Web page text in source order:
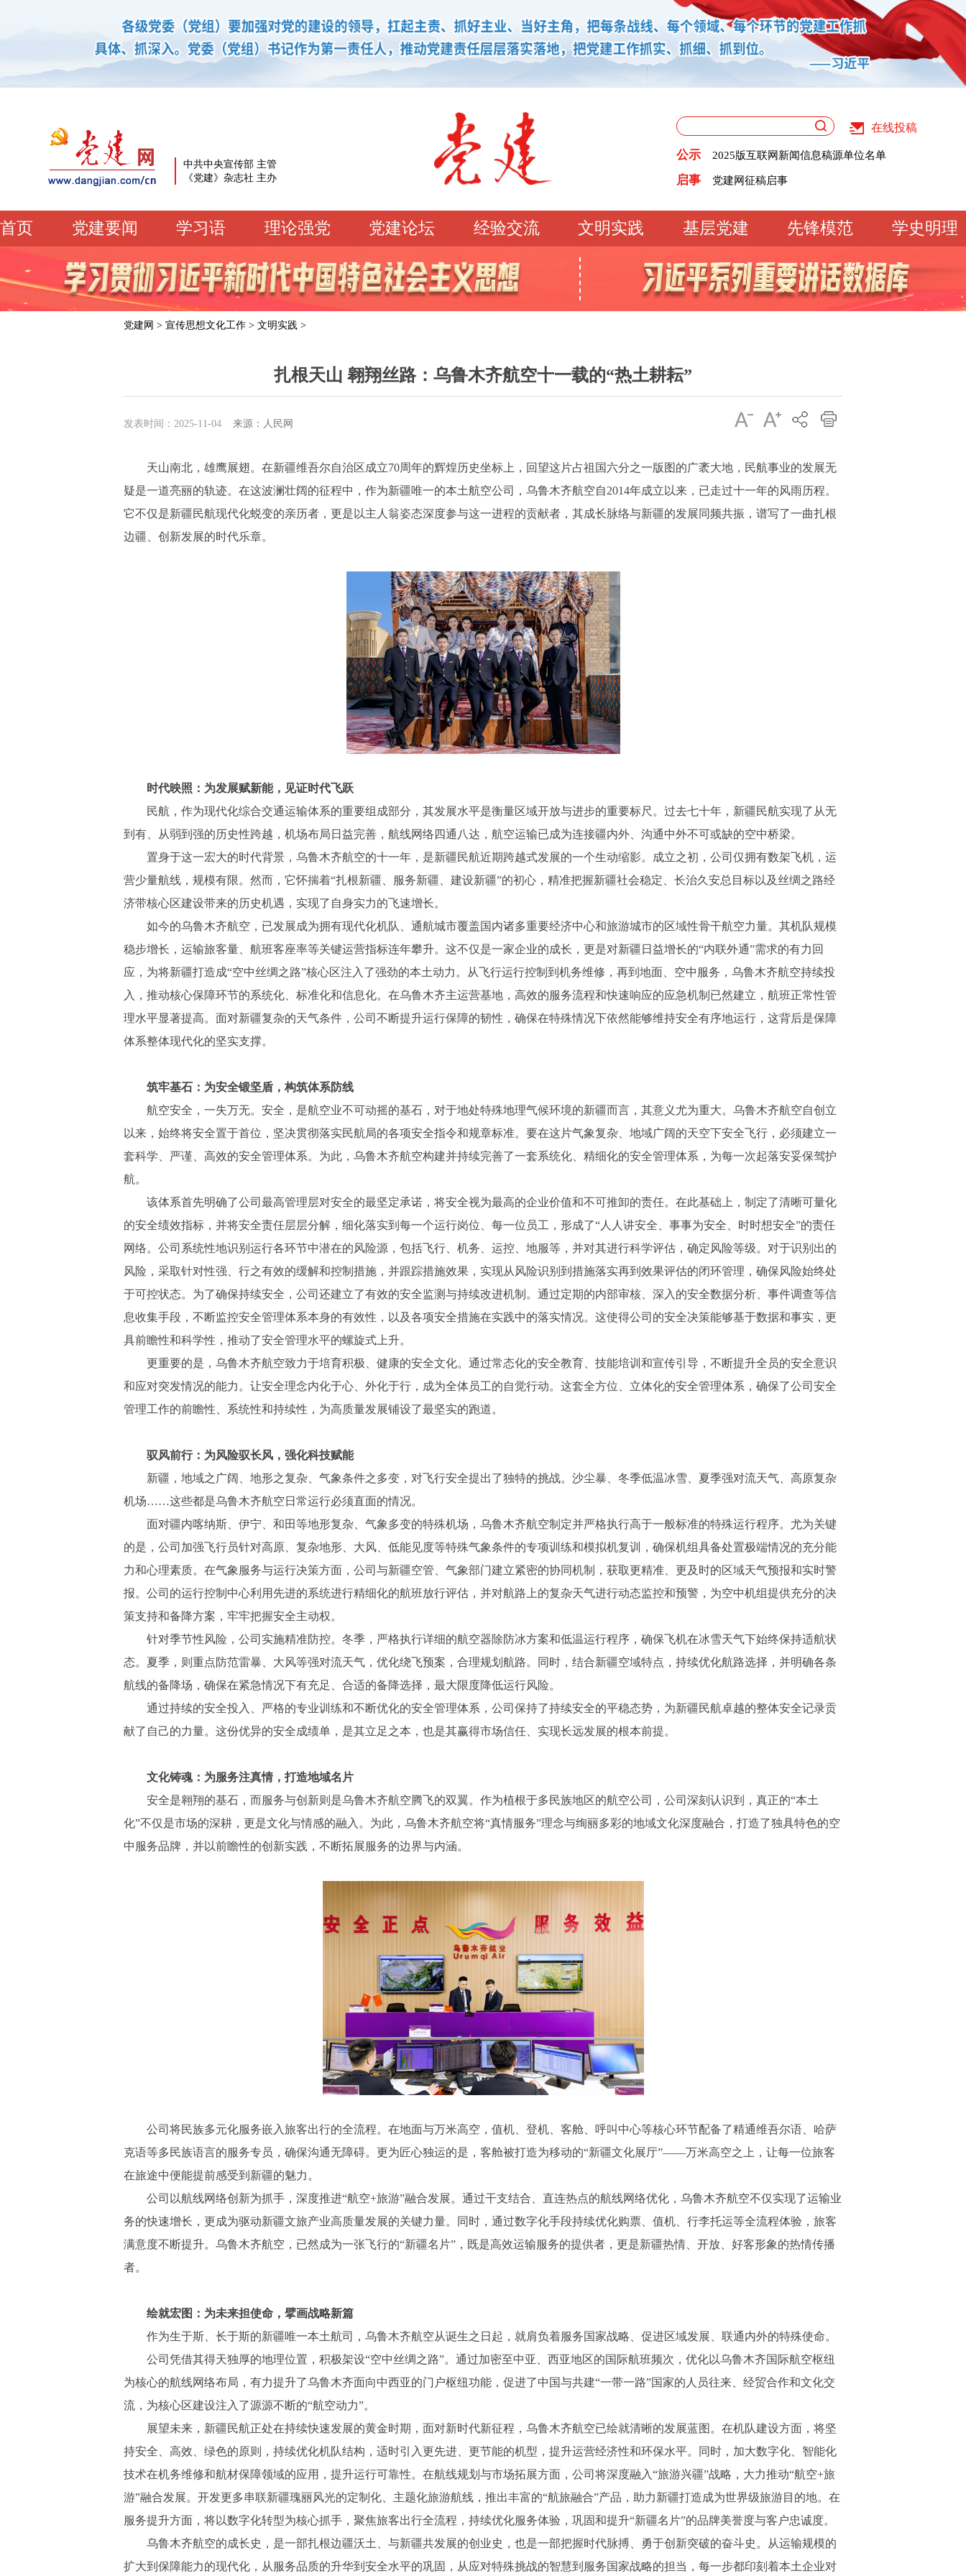
中共中央宣传部 主管
《党建》杂志社 主办
在线投稿
公示
关于版权和用稿问题的声明
2025版互联网新闻信息稿源单位名单
关于版权和用稿问题的声明
启事
《党建》杂志征稿启事
党建网征稿启事
党建网征稿启事
首页 党建要闻 学习语 理论强党 党建论坛 经验交流 文明实践 基层党建 先锋模范
学史明理
学习语 党建网微平台 学习园地 理论强党 党建论坛 工作动态 经验交流 文明实践
机关党建
校园党建 企业党建 先锋模范 学史明理 经典常读 文化大观 专题库
党建网 > 宣传思想文化工作 > 文明实践 >
扎根天山 翱翔丝路：乌鲁木齐航空十一载的“热土耕耘”
发表时间：2025-11-04 来源：人民网
天山南北，雄鹰展翅。在新疆维吾尔自治区成立70周年的辉煌历史坐标上，回望这片占祖国六分之一版图的广袤大地，民航事业的发展无
疑是一道亮丽的轨迹。在这波澜壮阔的征程中，作为新疆唯一的本土航空公司，乌鲁木齐航空自2014年成立以来，已走过十一年的风雨历程。
它不仅是新疆民航现代化蜕变的亲历者，更是以主人翁姿态深度参与这一进程的贡献者，其成长脉络与新疆的发展同频共振，谱写了一曲扎根
边疆、创新发展的时代乐章。
时代映照：为发展赋新能，见证时代飞跃
民航，作为现代化综合交通运输体系的重要组成部分，其发展水平是衡量区域开放与进步的重要标尺。过去七十年，新疆民航实现了从无
到有、从弱到强的历史性跨越，机场布局日益完善，航线网络四通八达，航空运输已成为连接疆内外、沟通中外不可或缺的空中桥梁。
置身于这一宏大的时代背景，乌鲁木齐航空的十一年，是新疆民航近期跨越式发展的一个生动缩影。成立之初，公司仅拥有数架飞机，运
营少量航线，规模有限。然而，它怀揣着“扎根新疆、服务新疆、建设新疆”的初心，精准把握新疆社会稳定、长治久安总目标以及丝绸之路经
济带核心区建设带来的历史机遇，实现了自身实力的飞速增长。
如今的乌鲁木齐航空，已发展成为拥有现代化机队、通航城市覆盖国内诸多重要经济中心和旅游城市的区域性骨干航空力量。其机队规模
稳步增长，运输旅客量、航班客座率等关键运营指标连年攀升。这不仅是一家企业的成长，更是对新疆日益增长的“内联外通”需求的有力回
应，为将新疆打造成“空中丝绸之路”核心区注入了强劲的本土动力。从飞行运行控制到机务维修，再到地面、空中服务，乌鲁木齐航空持续投
入，推动核心保障环节的系统化、标准化和信息化。在乌鲁木齐主运营基地，高效的服务流程和快速响应的应急机制已然建立，航班正常性管
理水平显著提高。面对新疆复杂的天气条件，公司不断提升运行保障的韧性，确保在特殊情况下依然能够维持安全有序地运行，这背后是保障
体系整体现代化的坚实支撑。
筑牢基石：为安全锻坚盾，构筑体系防线
航空安全，一失万无。安全，是航空业不可动摇的基石，对于地处特殊地理气候环境的新疆而言，其意义尤为重大。乌鲁木齐航空自创立
以来，始终将安全置于首位，坚决贯彻落实民航局的各项安全指令和规章标准。要在这片气象复杂、地域广阔的天空下安全飞行，必须建立一
套科学、严谨、高效的安全管理体系。为此，乌鲁木齐航空构建并持续完善了一套系统化、精细化的安全管理体系，为每一次起落安妥保驾护
航。
该体系首先明确了公司最高管理层对安全的最坚定承诺，将安全视为最高的企业价值和不可推卸的责任。在此基础上，制定了清晰可量化
的安全绩效指标，并将安全责任层层分解，细化落实到每一个运行岗位、每一位员工，形成了“人人讲安全、事事为安全、时时想安全”的责任
网络。公司系统性地识别运行各环节中潜在的风险源，包括飞行、机务、运控、地服等，并对其进行科学评估，确定风险等级。对于识别出的
风险，采取针对性强、行之有效的缓解和控制措施，并跟踪措施效果，实现从风险识别到措施落实再到效果评估的闭环管理，确保风险始终处
于可控状态。为了确保持续安全，公司还建立了有效的安全监测与持续改进机制。通过定期的内部审核、深入的安全数据分析、事件调查等信
息收集手段，不断监控安全管理体系本身的有效性，以及各项安全措施在实践中的落实情况。这使得公司的安全决策能够基于数据和事实，更
具前瞻性和科学性，推动了安全管理水平的螺旋式上升。
更重要的是，乌鲁木齐航空致力于培育积极、健康的安全文化。通过常态化的安全教育、技能培训和宣传引导，不断提升全员的安全意识
和应对突发情况的能力。让安全理念内化于心、外化于行，成为全体员工的自觉行动。这套全方位、立体化的安全管理体系，确保了公司安全
管理工作的前瞻性、系统性和持续性，为高质量发展铺设了最坚实的跑道。
驭风前行：为风险驭长风，强化科技赋能
新疆，地域之广阔、地形之复杂、气象条件之多变，对飞行安全提出了独特的挑战。沙尘暴、冬季低温冰雪、夏季强对流天气、高原复杂
机场……这些都是乌鲁木齐航空日常运行必须直面的情况。
面对疆内喀纳斯、伊宁、和田等地形复杂、气象多变的特殊机场，乌鲁木齐航空制定并严格执行高于一般标准的特殊运行程序。尤为关键
的是，公司加强飞行员针对高原、复杂地形、大风、低能见度等特殊气象条件的专项训练和模拟机复训，确保机组具备处置极端情况的充分能
力和心理素质。在气象服务与运行决策方面，公司与新疆空管、气象部门建立紧密的协同机制，获取更精准、更及时的区域天气预报和实时警
报。公司的运行控制中心利用先进的系统进行精细化的航班放行评估，并对航路上的复杂天气进行动态监控和预警，为空中机组提供充分的决
策支持和备降方案，牢牢把握安全主动权。
针对季节性风险，公司实施精准防控。冬季，严格执行详细的航空器除防冰方案和低温运行程序，确保飞机在冰雪天气下始终保持适航状
态。夏季，则重点防范雷暴、大风等强对流天气，优化绕飞预案，合理规划航路。同时，结合新疆空域特点，持续优化航路选择，并明确各条
航线的备降场，确保在紧急情况下有充足、合适的备降选择，最大限度降低运行风险。
通过持续的安全投入、严格的专业训练和不断优化的安全管理体系，公司保持了持续安全的平稳态势，为新疆民航卓越的整体安全记录贡
献了自己的力量。这份优异的安全成绩单，是其立足之本，也是其赢得市场信任、实现长远发展的根本前提。
文化铸魂：为服务注真情，打造地域名片
安全是翱翔的基石，而服务与创新则是乌鲁木齐航空腾飞的双翼。作为植根于多民族地区的航空公司，公司深刻认识到，真正的“本土
化”不仅是市场的深耕，更是文化与情感的融入。为此，乌鲁木齐航空将“真情服务”理念与绚丽多彩的地域文化深度融合，打造了独具特色的空
中服务品牌，并以前瞻性的创新实践，不断拓展服务的边界与内涵。
公司将民族多元化服务嵌入旅客出行的全流程。在地面与万米高空，值机、登机、客舱、呼叫中心等核心环节配备了精通维吾尔语、哈萨
克语等多民族语言的服务专员，确保沟通无障碍。更为匠心独运的是，客舱被打造为移动的“新疆文化展厅”——万米高空之上，让每一位旅客
在旅途中便能提前感受到新疆的魅力。
公司以航线网络创新为抓手，深度推进“航空+旅游”融合发展。通过干支结合、直连热点的航线网络优化，乌鲁木齐航空不仅实现了运输业
务的快速增长，更成为驱动新疆文旅产业高质量发展的关键力量。同时，通过数字化手段持续优化购票、值机、行李托运等全流程体验，旅客
满意度不断提升。乌鲁木齐航空，已然成为一张飞行的“新疆名片”，既是高效运输服务的提供者，更是新疆热情、开放、好客形象的热情传播
者。
绘就宏图：为未来担使命，擘画战略新篇
作为生于斯、长于斯的新疆唯一本土航司，乌鲁木齐航空从诞生之日起，就肩负着服务国家战略、促进区域发展、联通内外的特殊使命。
公司凭借其得天独厚的地理位置，积极架设“空中丝绸之路”。通过加密至中亚、西亚地区的国际航班频次，优化以乌鲁木齐国际航空枢纽
为核心的航线网络布局，有力提升了乌鲁木齐面向中西亚的门户枢纽功能，促进了中国与共建“一带一路”国家的人员往来、经贸合作和文化交
流，为核心区建设注入了源源不断的“航空动力”。
展望未来，新疆民航正处在持续快速发展的黄金时期，面对新时代新征程，乌鲁木齐航空已绘就清晰的发展蓝图。在机队建设方面，将坚
持安全、高效、绿色的原则，持续优化机队结构，适时引入更先进、更节能的机型，提升运营经济性和环保水平。同时，加大数字化、智能化
技术在机务维修和航材保障领域的应用，提升运行可靠性。在航线规划与市场拓展方面，公司将深度融入“旅游兴疆”战略，大力推动“航空+旅
游”融合发展。开发更多串联新疆瑰丽风光的定制化、主题化旅游航线，推出丰富的“航旅融合”产品，助力新疆打造成为世界级旅游目的地。在
服务提升方面，将以数字化转型为核心抓手，聚焦旅客出行全流程，持续优化服务体验，巩固和提升“新疆名片”的品牌美誉度与客户忠诚度。
乌鲁木齐航空的成长史，是一部扎根边疆沃土、与新疆共发展的创业史，也是一部把握时代脉搏、勇于创新突破的奋斗史。从运输规模的
扩大到保障能力的现代化，从服务品质的升华到安全水平的巩固，从应对特殊挑战的智慧到服务国家战略的担当，每一步都印刻着本土企业对